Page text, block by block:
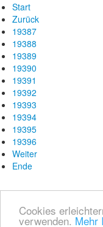
Cookies
verwenden. Mehr
Start
Zurück
19387
19388
19389
19390
19391
19392
19393
19394
19395
19396
Weiter
Ende